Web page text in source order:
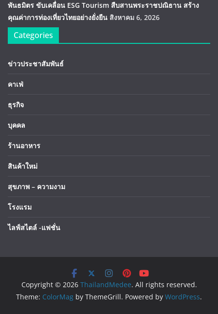
พันธมิตร ขับเคลื่อน ESG Tourism สืบสานพระราชปณิธาน สร้าง
คุณค่าการท่องเที่ยวไทยอย่างยั่งยืน สิงหาคม 6, 2026
Categories
ข่าวประชาสัมพันธ์
คาเฟ่
ธุรกิจ
บุคคล
ร้านอาหาร
สินค้าใหม่
สุขภาพ – ความงาม
โรงแรม
ไลฟ์สไตล์ -แฟชั่น
Copyright © 2026 ThailandMedee. All rights reserved.
Theme: ColorMag by ThemeGrill. Powered by WordPress.